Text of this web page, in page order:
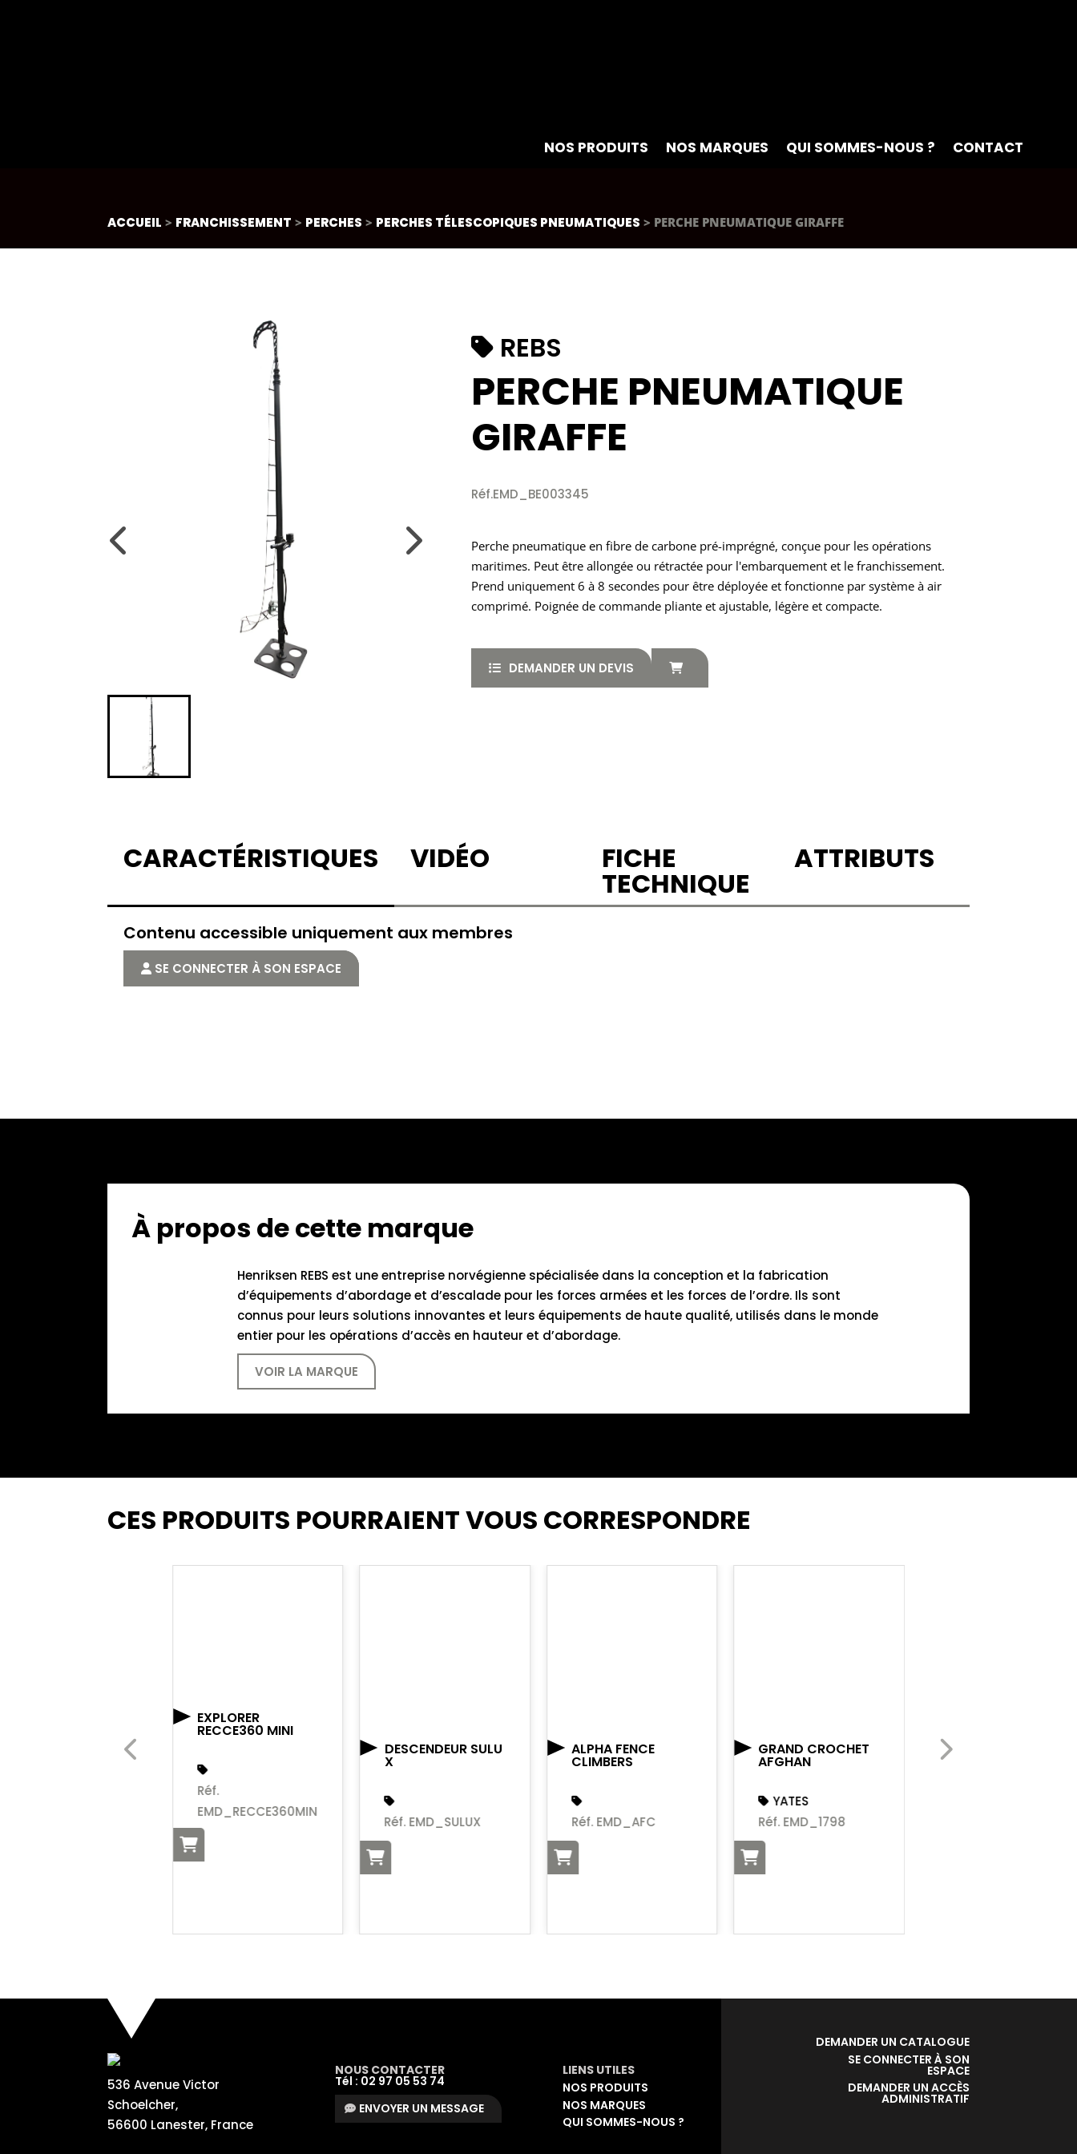
NOS PRODUITS NOS MARQUES QUI SOMMES-NOUS ? CONTACT
ACCUEIL > FRANCHISSEMENT > PERCHES > PERCHES TÉLESCOPIQUES PNEUMATIQUES > PERCHE PNEUMATIQUE GIRAFFE
REBS
PERCHE PNEUMATIQUE
GIRAFFE
Réf.EMD_BE003345
Perche pneumatique en fibre de carbone pré-imprégné, conçue pour les opérations
maritimes. Peut être allongée ou rétractée pour l'embarquement et le franchissement.
Prend uniquement 6 à 8 secondes pour être déployée et fonctionne par système à air
comprimé. Poignée de commande pliante et ajustable, légère et compacte.
DEMANDER UN DEVIS
CARACTÉRISTIQUES VIDÉO FICHE
TECHNIQUE
ATTRIBUTS
Contenu accessible uniquement aux membres
SE CONNECTER À SON ESPACE
À propos de cette marque
Henriksen REBS est une entreprise norvégienne spécialisée dans la conception et la fabrication
d’équipements d’abordage et d’escalade pour les forces armées et les forces de l’ordre. Ils sont
connus pour leurs solutions innovantes et leurs équipements de haute qualité, utilisés dans le monde
entier pour les opérations d’accès en hauteur et d’abordage.
VOIR LA MARQUE
CES PRODUITS POURRAIENT VOUS CORRESPONDRE
EXPLORER
RECCE360 MINI
Réf.
EMD_RECCE360MIN
I
DESCENDEUR SULU
X
Réf. EMD_SULUX
ALPHA FENCE
CLIMBERS
Réf. EMD_AFC
GRAND CROCHET
AFGHAN
YATES
Réf. EMD_1798
SANGLE TEXORA
TX L WIRE
536 Avenue Victor
Schoelcher,
56600 Lanester, France
NOUS CONTACTER
Tél : 02 97 05 53 74
ENVOYER UN MESSAGE
LIENS UTILES
NOS PRODUITS
NOS MARQUES
QUI SOMMES-NOUS ?
DEMANDER UN CATALOGUE
SE CONNECTER À SON
ESPACE
DEMANDER UN ACCÈS
ADMINISTRATIF